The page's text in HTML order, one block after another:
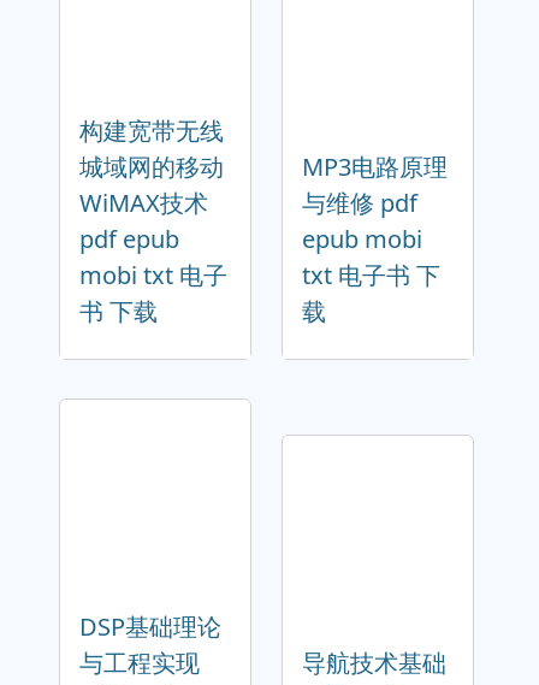
构建宽带无线
城域网的移动
WiMAX技术
pdf epub
mobi txt 电子
书 下载
MP3电路原理
与维修 pdf
epub mobi
txt 电子书 下
载
DSP基础理论
与工程实现
导航技术基础